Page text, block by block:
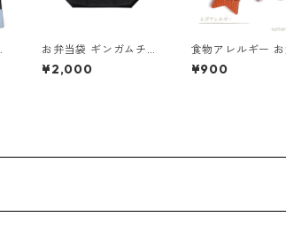
お弁当袋 ギンガムチェ
ック×ブラック 85-732
66-1
¥2,000
食物アレルギー お
せキーホルダー え
5-00001-1
¥900